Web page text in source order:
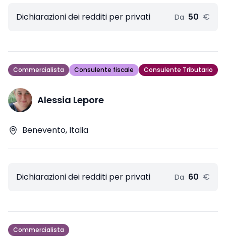
Dichiarazioni dei redditi per privati Da 50 €
Commercialista Consulente fiscale Consulente Tributario
Alessia Lepore
Benevento, Italia
Dichiarazioni dei redditi per privati Da 60 €
Commercialista